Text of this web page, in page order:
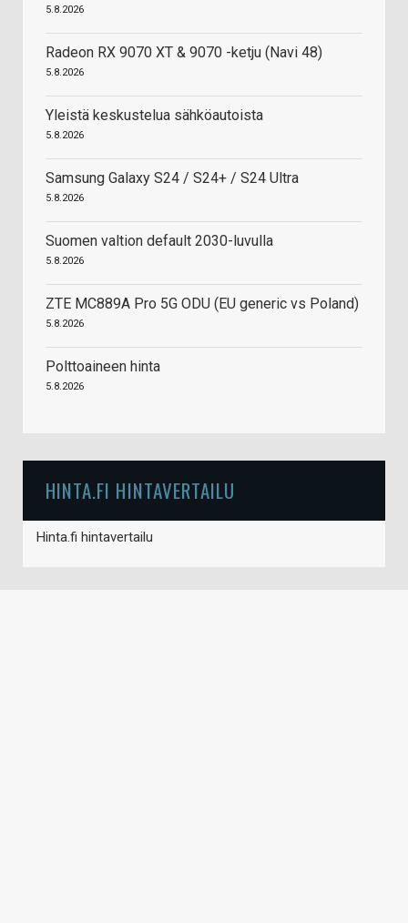
5.8.2026
Radeon RX 9070 XT & 9070 -ketju (Navi 48)
5.8.2026
Yleistä keskustelua sähköautoista
5.8.2026
Samsung Galaxy S24 / S24+ / S24 Ultra
5.8.2026
Suomen valtion default 2030-luvulla
5.8.2026
ZTE MC889A Pro 5G ODU (EU generic vs Poland)
5.8.2026
Polttoaineen hinta
5.8.2026
HINTA.FI HINTAVERTAILU
Hinta.fi hintavertailu